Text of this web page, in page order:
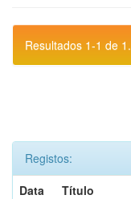
Resultados 1-1 de 1.
Registos:
Data
Título